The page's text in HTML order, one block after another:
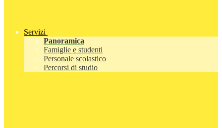
Servizi
Panoramica
Famiglie e studenti
Personale scolastico
Percorsi di studio